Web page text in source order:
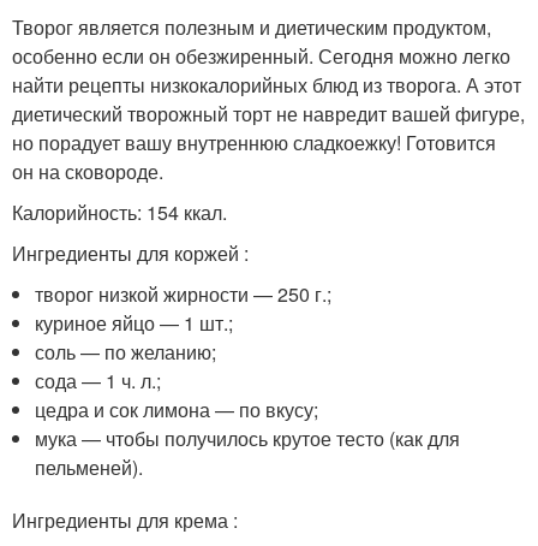
Творог является полезным и диетическим продуктом,
особенно если он обезжиренный. Сегодня можно легко
найти рецепты низкокалорийных блюд из творога. А этот
диетический творожный торт не навредит вашей фигуре,
но порадует вашу внутреннюю сладкоежку! Готовится
он на сковороде.
Калорийность: 154 ккал.
Ингредиенты для коржей :
творог низкой жирности — 250 г.;
куриное яйцо — 1 шт.;
соль — по желанию;
сода — 1 ч. л.;
цедра и сок лимона — по вкусу;
мука — чтобы получилось крутое тесто (как для
пельменей).
Ингредиенты для крема :